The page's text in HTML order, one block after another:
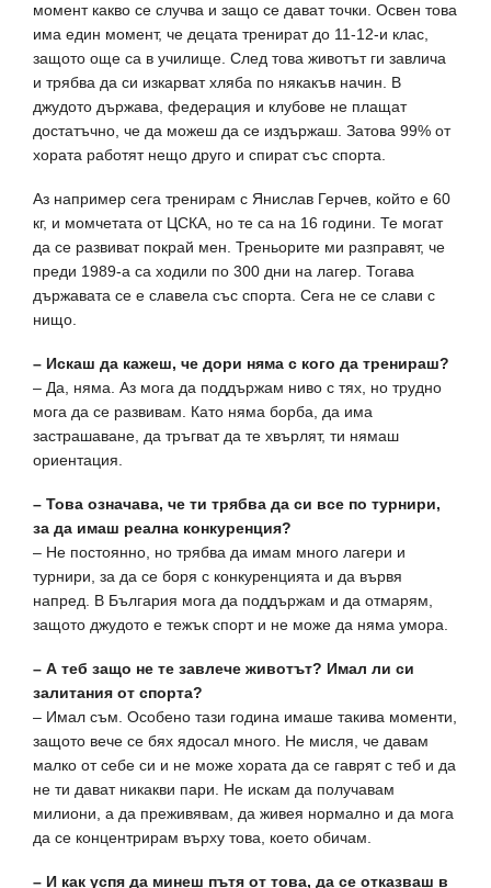
момент какво се случва и защо се дават точки. Освен това
има един момент, че децата тренират до 11-12-и клас,
защото още са в училище. След това животът ги завлича
и трябва да си изкарват хляба по някакъв начин. В
джудото държава, федерация и клубове не плащат
достатъчно, че да можеш да се издържаш. Затова 99% от
хората работят нещо друго и спират със спорта.
Аз например сега тренирам с Янислав Герчев, който е 60
кг, и момчетата от ЦСКА, но те са на 16 години. Те могат
да се развиват покрай мен. Треньорите ми разправят, че
преди 1989-а са ходили по 300 дни на лагер. Тогава
държавата се е славела със спорта. Сега не се слави с
нищо.
– Искаш да кажеш, че дори няма с кого да тренираш?
– Да, няма. Аз мога да поддържам ниво с тях, но трудно
мога да се развивам. Като няма борба, да има
застрашаване, да тръгват да те хвърлят, ти нямаш
ориентация.
– Това означава, че ти трябва да си все по турнири,
за да имаш реална конкуренция?
– Не постоянно, но трябва да имам много лагери и
турнири, за да се боря с конкуренцията и да вървя
напред. В България мога да поддържам и да отмарям,
защото джудото е тежък спорт и не може да няма умора.
– А теб защо не те завлече животът? Имал ли си
залитания от спорта?
– Имал съм. Особено тази година имаше такива моменти,
защото вече се бях ядосал много. Не мисля, че давам
малко от себе си и не може хората да се гаврят с теб и да
не ти дават никакви пари. Не искам да получавам
милиони, а да преживявам, да живея нормално и да мога
да се концентрирам върху това, което обичам.
– И как успя да минеш пътя от това, да се отказваш в